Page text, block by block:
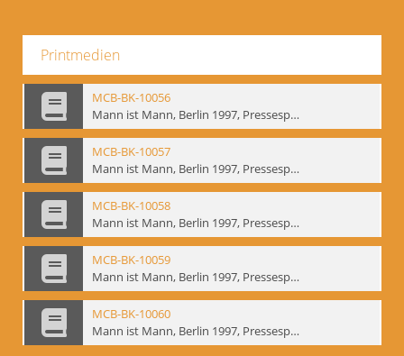
Printmedien
MCB-BK-10056
Mann ist Mann, Berlin 1997, Pressespiegel - interne Signatur: BM-prt-262-4
MCB-BK-10057
Mann ist Mann, Berlin 1997, Pressespiegel - interne Signatur: BM-prt-262-5
MCB-BK-10058
Mann ist Mann, Berlin 1997, Pressespiegel - interne Signatur: BM-prt-262-6
MCB-BK-10059
Mann ist Mann, Berlin 1997, Pressespiegel - interne Signatur: BM-prt-262-7
MCB-BK-10060
Mann ist Mann, Berlin 1997, Pressespiegel - interne Signatur: BM-prt-262-8